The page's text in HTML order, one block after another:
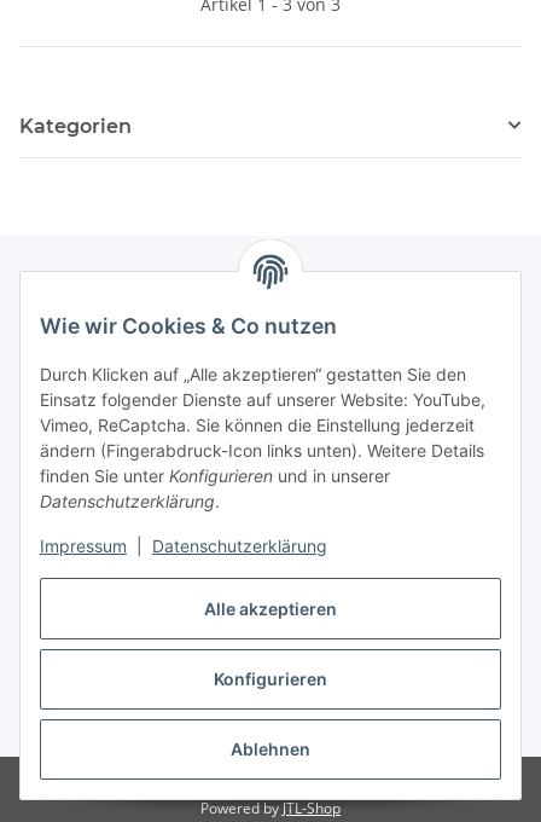
Alle akzeptieren
Konfigurieren
Ablehnen
Wie wir Cookies & Co nutzen
Durch Klicken auf „Alle akzeptieren“ gestatten Sie den
Einsatz folgender Dienste auf unserer Website: YouTube,
Vimeo, ReCaptcha. Sie können die Einstellung jederzeit
ändern (Fingerabdruck-Icon links unten). Weitere Details
finden Sie unter Konfigurieren und in unserer
Datenschutzerklärung.
Impressum Datenschutzerklärung
Kategorien
Zahlungsmöglichkeiten
Versandinformationen
Gesetzliche Informationen
Vertrag widerrufen
* Alle Preise inkl. gesetzlicher USt., zzgl.Versand
© Made with ❤ in Sachsen
© WebSachse GmbH
Powered byJTL-Shop